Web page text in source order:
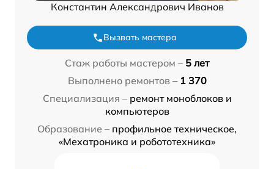
Константин Александрович Иванов
Вызвать мастера
Стаж работы мастером – 5 лет
Выполнено ремонтов – 1 370
Специализация – ремонт моноблоков и
компьютеров
Образование – профильное техническое,
«Мехатроника и робототехника»